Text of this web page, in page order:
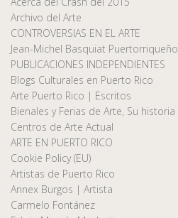
Archivo del Arte
CONTROVERSIAS EN EL ARTE
Jean-Michel Basquiat Puertorriqueño
PUBLICACIONES INDEPENDIENTES
Blogs Culturales en Puerto Rico
Arte Puerto Rico | Escritos
Bienales y Ferias de Arte, Su historia
Centros de Arte Actual
ARTE EN PUERTO RICO
Cookie Policy (EU)
Artistas de Puerto Rico
Annex Burgos | Artista
Carmelo Fontánez